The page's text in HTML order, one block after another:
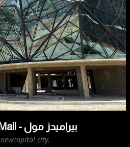
Pyramids Mall - بيراميدز مول
newcapital city.